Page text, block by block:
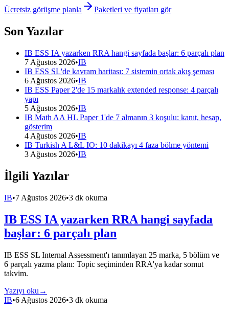
Ücretsiz görüşme planla Paketleri ve fiyatları gör
Son Yazılar
IB ESS IA yazarken RRA hangi sayfada başlar: 6 parçalı plan
7 Ağustos 2026•IB
IB ESS SL'de kavram haritası: 7 sistemin ortak akış şeması
6 Ağustos 2026•IB
IB ESS Paper 2'de 15 markalık extended response: 4 parçalı
yapı
5 Ağustos 2026•IB
IB Math AA HL Paper 1'de 7 almanın 3 koşulu: kanıt, hesap,
gösterim
4 Ağustos 2026•IB
IB Turkish A L&L IO: 10 dakikayı 4 faza bölme yöntemi
3 Ağustos 2026•IB
İlgili Yazılar
IB•7 Ağustos 2026•3 dk okuma
IB ESS IA yazarken RRA hangi sayfada
başlar: 6 parçalı plan
IB ESS SL Internal Assessment'ı tanımlayan 25 marka, 5 bölüm ve
6 parçalı yazma planı: Topic seçiminden RRA'ya kadar somut
takvim.
Yazıyı oku →
IB•6 Ağustos 2026•3 dk okuma